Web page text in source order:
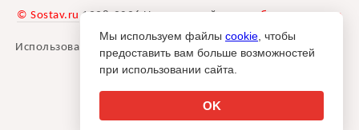
© Sostav.ru 1998-2026 Независимый проектбрендингового
агентства Depot
Использование материалов Sostav.ru допустимо только при
указании источника.
18+
Мы используем файлы cookie , чтобы
предоставить вам больше возможностей
при использовании сайта.
OK